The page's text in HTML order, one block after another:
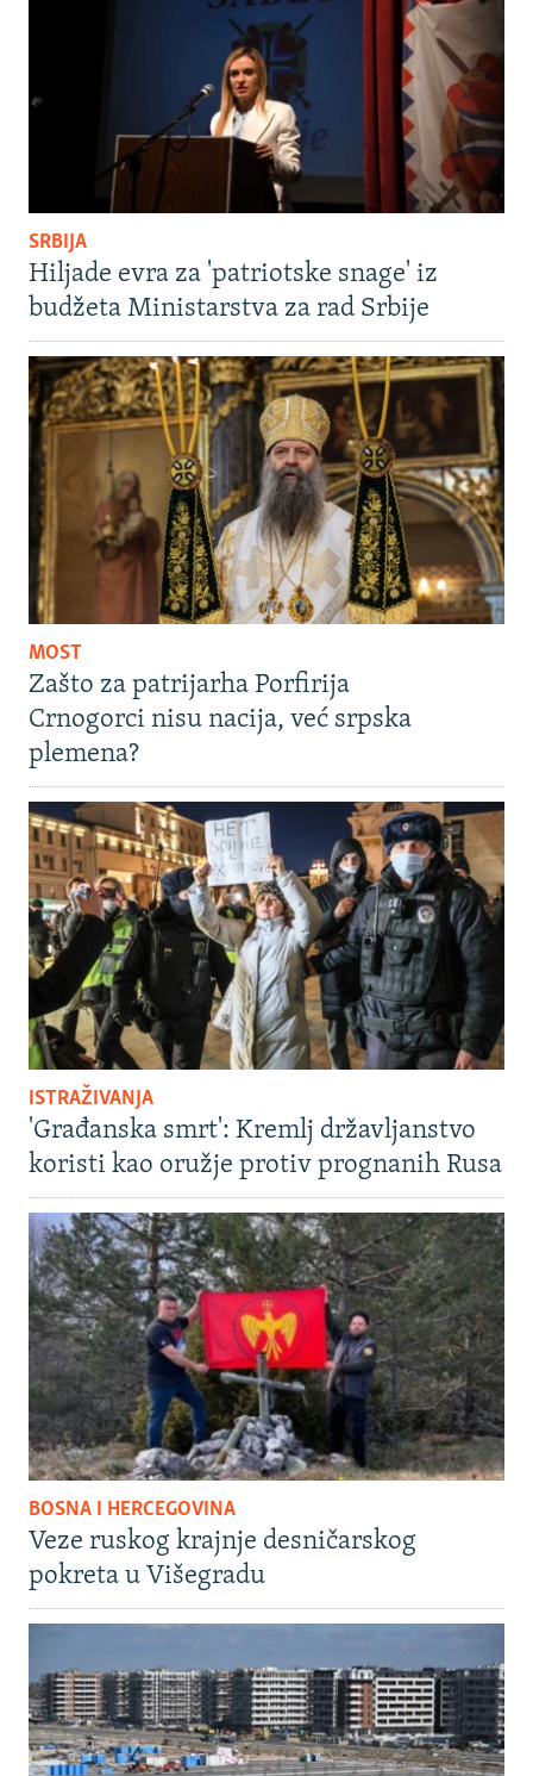
SRBIJA
Hiljade evra za 'patriotske snage' iz
budžeta Ministarstva za rad Srbije
MOST
Zašto za patrijarha Porfirija
Crnogorci nisu nacija, već srpska
plemena?
ISTRAŽIVANJA
'Građanska smrt': Kremlj državljanstvo
koristi kao oružje protiv prognanih Rusa
BOSNA I HERCEGOVINA
Veze ruskog krajnje desničarskog
pokreta u Višegradu